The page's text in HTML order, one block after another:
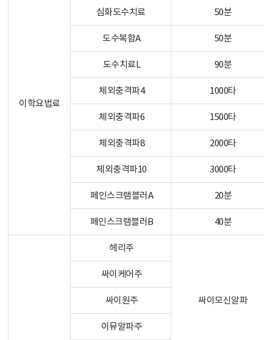
이학요법료
심화도수치료 50분
도수복합A 50분
도수치료L 90분
체외충격파4 1000타
체외충격파6 1500타
체외충격파8 2000타
체외충격파10 3000타
페인스크램블러A 20분
페인스크램블러B 40분
헤리주
싸이모신알파
싸이케어주
싸이원주
이뮤알파주